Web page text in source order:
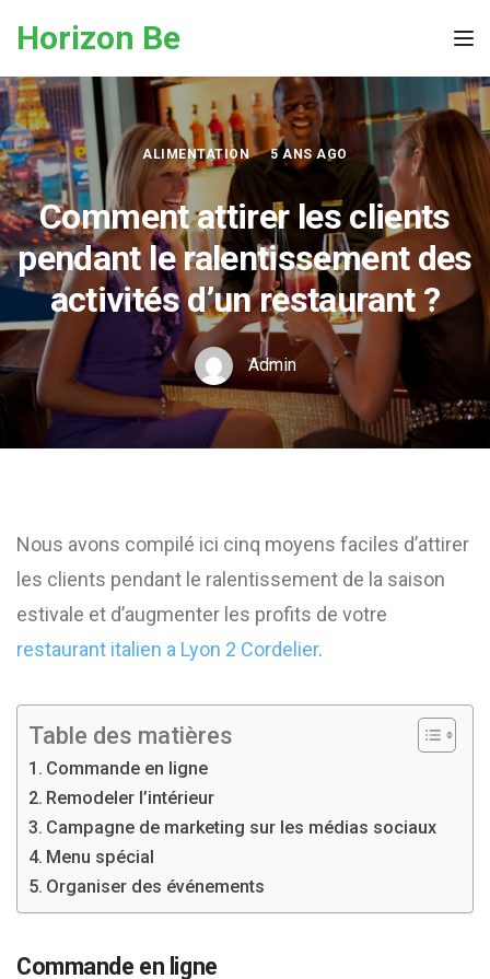
Horizon Be
ALIMENTATION 5 ANS AGO
Comment attirer les clients
pendant le ralentissement des
activités d’un restaurant ?
Admin
Nous avons compilé ici cinq moyens faciles d’attirer
les clients pendant le ralentissement de la saison
estivale et d’augmenter les profits de votre
restaurant italien a Lyon 2 Cordelier.
Table des matières
Commande en ligne
Remodeler l’intérieur
Campagne de marketing sur les médias sociaux
Menu spécial
Organiser des événements
Commande en ligne